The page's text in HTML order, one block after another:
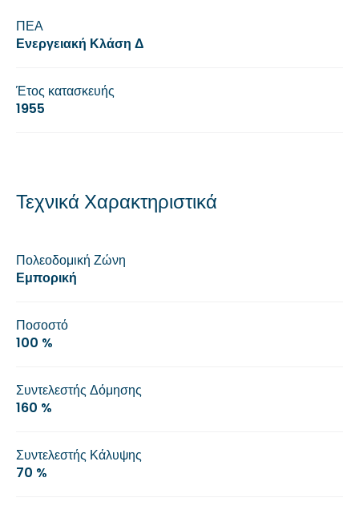
ΠΕΑ
Ενεργειακή Κλάση Δ
Έτος κατασκευής
1955
Τεχνικά Χαρακτηριστικά
Πολεοδομική Ζώνη
Εμπορική
Ποσοστό
100 %
Συντελεστής Δόμησης
160 %
Συντελεστής Κάλυψης
70 %